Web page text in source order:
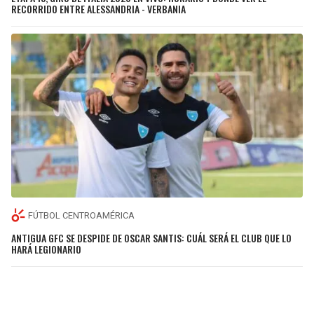
RECORRIDO ENTRE ALESSANDRIA - VERBANIA
FÚTBOL CENTROAMÉRICA
ANTIGUA GFC SE DESPIDE DE OSCAR SANTIS: CUÁL SERÁ EL CLUB QUE LO
HARÁ LEGIONARIO